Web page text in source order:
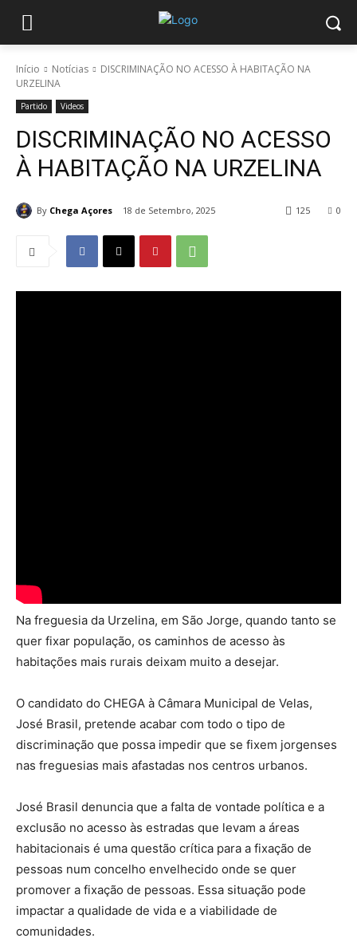
Início Notícias
DISCRIMINAÇÃO NO ACESSO À HABITAÇÃO NA
URZELINA
Partido Videos
DISCRIMINAÇÃO NO ACESSO
À HABITAÇÃO NA URZELINA
By Chega Açores 18 de Setembro, 2025 0
125
Na freguesia da Urzelina, em São Jorge, quando tanto se
quer fixar população, os caminhos de acesso às
habitações mais rurais deixam muito a desejar.
O candidato do CHEGA à Câmara Municipal de Velas,
José Brasil, pretende acabar com todo o tipo de
discriminação que possa impedir que se fixem jorgenses
nas freguesias mais afastadas nos centros urbanos.
José Brasil denuncia que a falta de vontade política e a
exclusão no acesso às estradas que levam a áreas
habitacionais é uma questão crítica para a fixação de
pessoas num concelho envelhecido onde se quer
promover a fixação de pessoas. Essa situação pode
impactar a qualidade de vida e a viabilidade de
comunidades.